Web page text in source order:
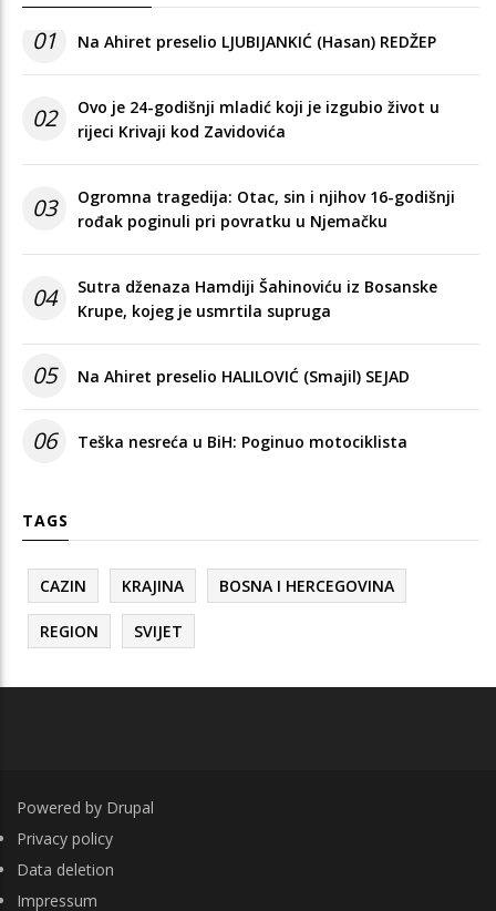
01 Na Ahiret preselio LJUBIJANKIĆ (Hasan) REDŽEP
02
Ovo je 24-godišnji mladić koji je izgubio život u
rijeci Krivaji kod Zavidovića
03
Ogromna tragedija: Otac, sin i njihov 16-godišnji
rođak poginuli pri povratku u Njemačku
04
Sutra dženaza Hamdiji Šahinoviću iz Bosanske
Krupe, kojeg je usmrtila supruga
05 Na Ahiret preselio HALILOVIĆ (Smajil) SEJAD
06 Teška nesreća u BiH: Poginuo motociklista
TAGS
CAZIN KRAJINA BOSNA I HERCEGOVINA
REGION SVIJET
Powered by Drupal
FOOTER
Privacy policy
Data deletion
Impressum